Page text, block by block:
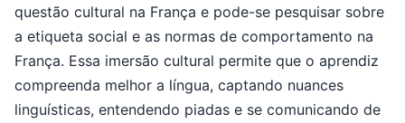
questão cultural na França e pode-se pesquisar sobre
a etiqueta social e as normas de comportamento na
França. Essa imersão cultural permite que o aprendiz
compreenda melhor a língua, captando nuances
linguísticas, entendendo piadas e se comunicando de